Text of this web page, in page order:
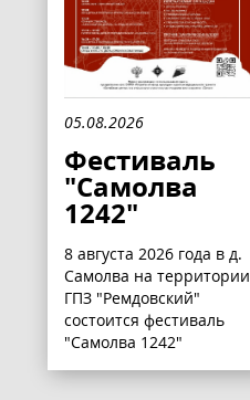
05.08.2026
Фестиваль
"Самолва
1242"
8 августа 2026 года в д.
Самолва на территории
ГПЗ "Ремдовский"
состоится фестиваль
"Самолва 1242"